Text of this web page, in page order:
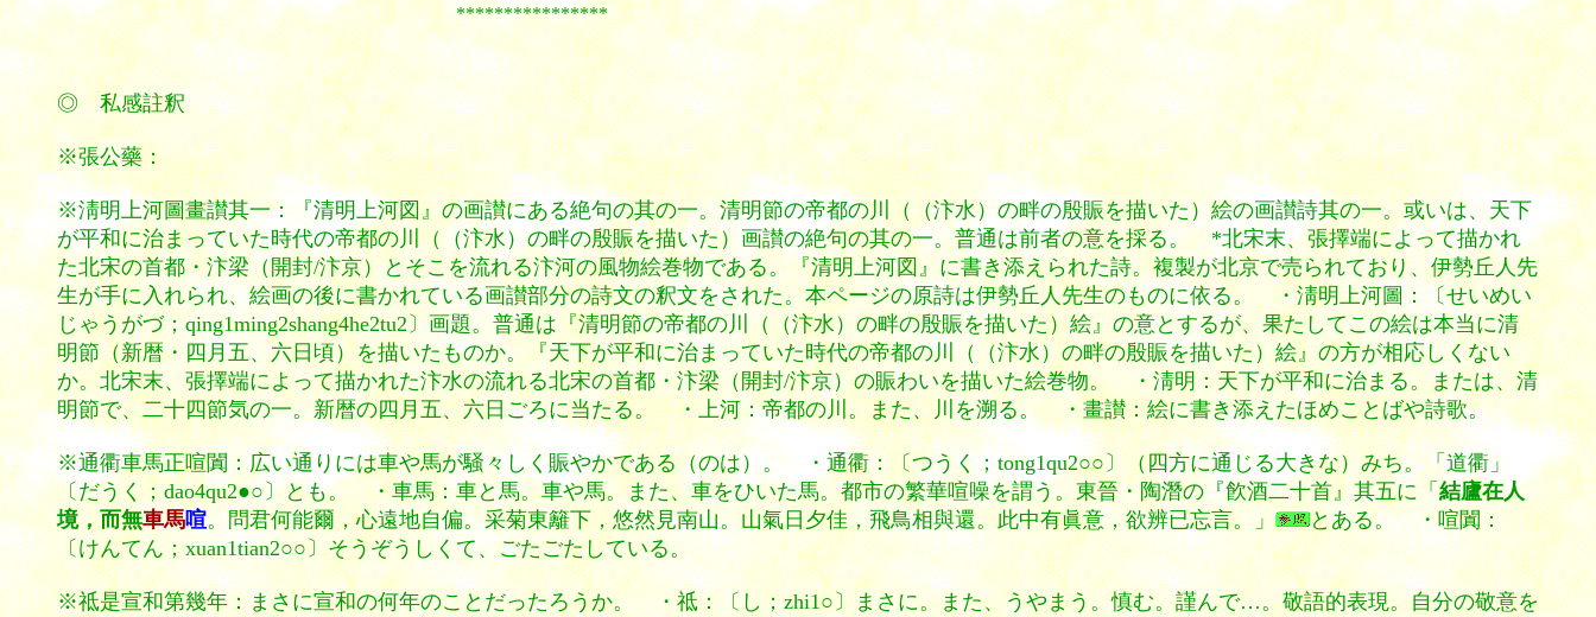
****************
◎ 私感註釈
※張公藥：
※淸明上河圖畫讃其一：『清明上河図』の画讃にある絶句の其の一。清明節の帝都の川（（汴水）の畔の殷賑を描いた）絵の画讃詩其の一。或いは、天下
が平和に治まっていた時代の帝都の川（（汴水）の畔の殷賑を描いた）画讃の絶句の其の一。普通は前者の意を採る。 *北宋末、張擇端によって描かれ
た北宋の首都・汴梁（開封/汴京）とそこを流れる汴河の風物絵巻物である。『清明上河図』に書き添えられた詩。複製が北京で売られており、伊勢丘人先
生が手に入れられ、絵画の後に書かれている画讃部分の詩文の釈文をされた。本ページの原詩は伊勢丘人先生のものに依る。 ・淸明上河圖：〔せいめい
じゃうがづ；qing1ming2shang4he2tu2〕画題。普通は『清明節の帝都の川（（汴水）の畔の殷賑を描いた）絵』の意とするが、果たしてこの絵は本当に清
明節（新暦・四月五、六日頃）を描いたものか。『天下が平和に治まっていた時代の帝都の川（（汴水）の畔の殷賑を描いた）絵』の方が相応しくない
か。北宋末、張擇端によって描かれた汴水の流れる北宋の首都・汴梁（開封/汴京）の賑わいを描いた絵巻物。 ・淸明：天下が平和に治まる。または、清
明節で、二十四節気の一。新暦の四月五、六日ごろに当たる。 ・上河：帝都の川。また、川を溯る。 ・畫讃：絵に書き添えたほめことばや詩歌。
※通衢車馬正喧闐：広い通りには車や馬が騒々しく賑やかである（のは）。 ・通衢：〔つうく；tong1qu2○○〕（四方に通じる大きな）みち。「道衢」
〔だうく；dao4qu2●○〕とも。 ・車馬：車と馬。車や馬。また、車をひいた馬。都市の繁華喧噪を謂う。東晉・陶潛の『飮酒二十首』其五に「結廬在人
境，而無車馬喧。問君何能爾，心遠地自偏。采菊東籬下，悠然見南山。山氣日夕佳，飛鳥相與還。此中有眞意，欲辨已忘言。」
とある。 ・喧闐：
〔けんてん；xuan1tian2○○〕そうぞうしくて、ごたごたしている。
※祗是宣和第幾年：まさに宣和の何年のことだったろうか。 ・祗：〔し；zhi1○〕まさに。また、うやまう。慎む。謹んで…。敬語的表現。自分の敬意を